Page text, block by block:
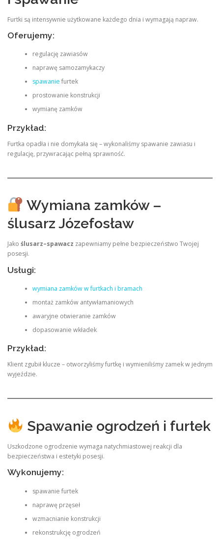
Furtki są intensywnie użytkowane każdego dnia i wymagają napraw.
Oferujemy:
regulację zawiasów
naprawę samozamykaczy
spawanie furtek
prostowanie konstrukcji
wymianę zamków
Przykład:
Furtka opadła i nie domykała się – wykonaliśmy spawanie zawiasu i
regulację, przywracając pełną sprawność.
Wymiana zamków –
ślusarz Józefosław
Jako ślusarz–spawacz zapewniamy pełne bezpieczeństwo Twojej
posesji.
Usługi:
wymiana zamków w furtkach i bramach
montaż zamków antywłamaniowych
awaryjne otwieranie zamków
dopasowanie wkładek
Przykład:
Klient zgubił klucze – otworzyliśmy furtkę i wymieniliśmy zamek w jednym
wyjeździe.
Spawanie ogrodzeń i furtek
Uszkodzone ogrodzenie wymaga natychmiastowej reakcji dla
bezpieczeństwa i estetyki posesji.
Wykonujemy:
spawanie furtek
naprawę przęseł
wzmacnianie konstrukcji
rekonstrukcję ogrodzeń